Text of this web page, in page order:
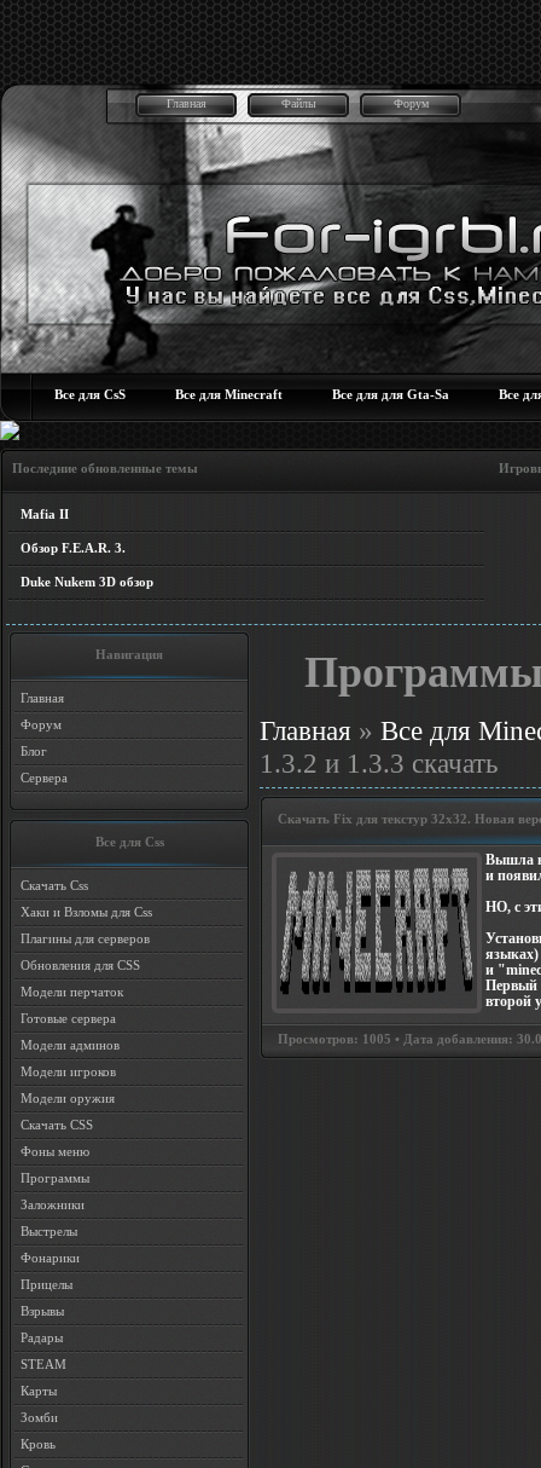
Главная Файлы Форум
Все для CsS Все для Minecraft Все для для Gta-Sa Все
Последние обновленные темы Игровые
Mafia II
Обзор F.E.A.R. 3.
Duke Nukem 3D обзор
Навигация
Главная
Форум
Блог
Сервера
Все для Css
Скачать Css
Хаки и Взломы для Css
Плагины для серверов
Обновления для CSS
Модели перчаток
Готовые сервера
Модели админов
Модели игроков
Модели оружия
Скачать CSS
Фоны меню
Программы
Заложники
Выстрелы
Фонарики
Прицелы
Взрывы
Радары
STEAM
Карты
Зомби
Кровь
Программы
Главная » Все для
1.3.2 и 1.3.3 скачать
Скачать Fix для текстур 32х32. Новая
Вышла
и
НО, с
и
Первый
второй
Просмотров: 1005 • Дата добавления: